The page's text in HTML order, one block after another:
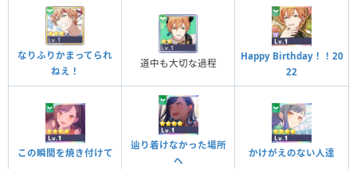
なりふりかまってられ
ねえ！
道中も大切な過程
Happy Birthday！！20
22
この瞬間を焼き付けて
辿り着けなかった場所
へ
かけがえのない人達